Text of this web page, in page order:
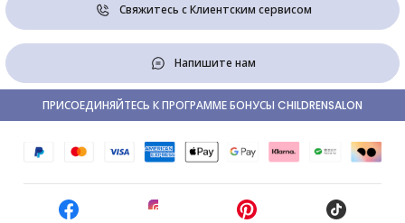
Свяжитесь с Клиентским сервисом
Напишите нам
ПРИСОЕДИНЯЙТЕСЬ К ПРОГРАММЕ БОНУСЫ CHILDRENSALON